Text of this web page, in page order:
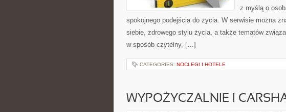
z myślą o
spokojnego podejścia do życia. W serwisie można
siebie, zdrowego stylu życia, a także tematów
w sposób czytelny, […]
CATEGORIES: NOCLEGI I HOTELE
WYPOŻYCZALNIE I